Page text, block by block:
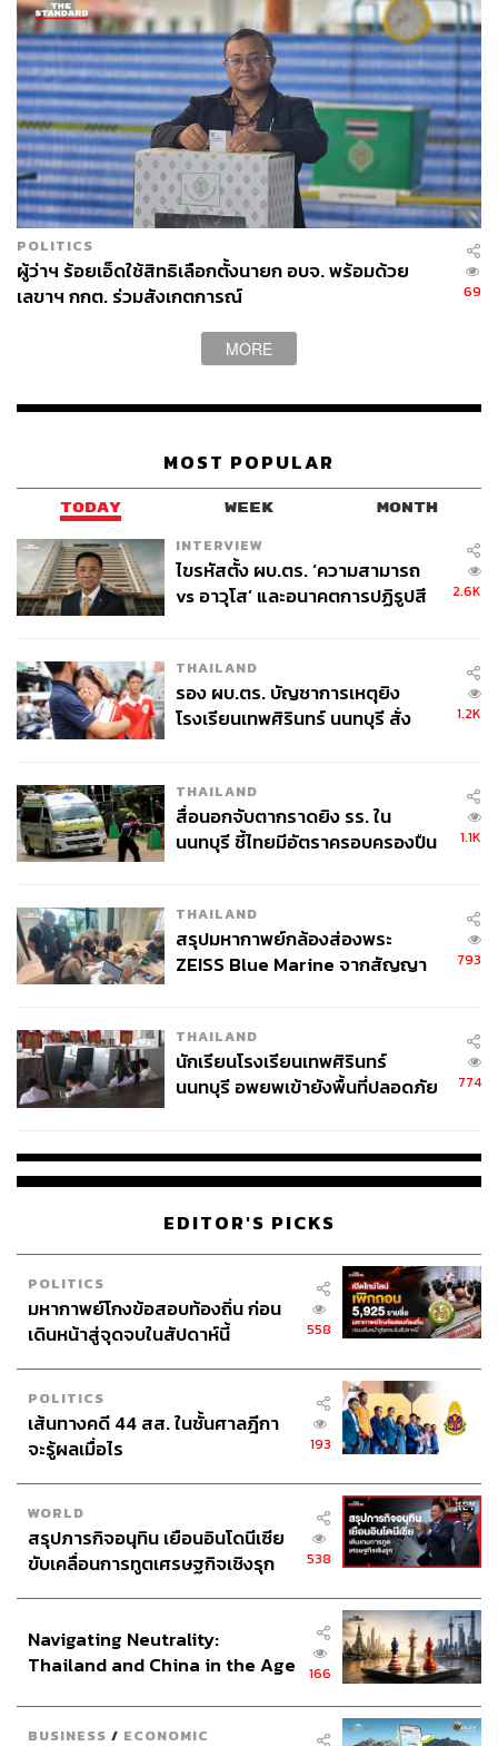
ABOUT THE AUTHOR
ธนกร วงษ์ปัญญา
บรรณาธิการข่าวในประเทศ กอง
บรรณาธิการข่าว THE STANDARD
POLITICS
ผู้ว่าฯ ร้อยเอ็ดใช้สิทธิเลือกตั้งนายก อบจ. พร้อมด้วย
เลขาฯ กกต. ร่วมสังเกตการณ์
69
MORE
MOST POPULAR
TODAY WEEK MONTH
INTERVIEW
ไขรหัสตั้ง ผบ.ตร. ‘ความสามารถ
vs อาวุโส’ และอนาคตการปฏิรูปสี
2.6K
THAILAND
รอง ผบ.ตร. บัญชาการเหตุยิง
โรงเรียนเทพศิรินทร์ นนทบุรี สั่ง
1.2K
THAILAND
สื่อนอกจับตากราดยิง รร. ใน
นนทบุรี ชี้ไทยมีอัตราครอบครองปืน
1.1K
THAILAND
สรุปมหากาพย์กล้องส่องพระ
ZEISS Blue Marine จากสัญญา
จ่ายหนี้-แอบระบุแบรนด์
793
THAILAND
นักเรียนโรงเรียนเทพศิรินทร์
นนทบุรี อพยพเข้ายังพื้นที่ปลอดภัย
774
EDITOR'S PICKS
POLITICS
มหากาพย์โกงข้อสอบท้องถิ่น ก่อน
เดินหน้าสู่จุดจบในสัปดาห์นี้
558
POLITICS
เส้นทางคดี 44 สส. ในชั้นศาลฎีกา
จะรู้ผลเมื่อไร
193
WORLD
สรุปภารกิจอนุทิน เยือนอินโดนีเซีย
ขับเคลื่อนการทูตเศรษฐกิจเชิงรุก
538
Navigating Neutrality:
Thailand and China in the Age
166
BUSINESS / ECONOMIC